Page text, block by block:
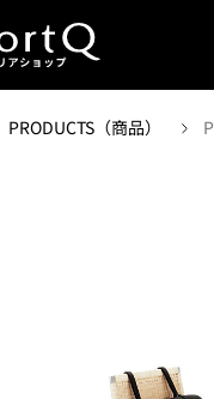
PRODUCTS（商品）